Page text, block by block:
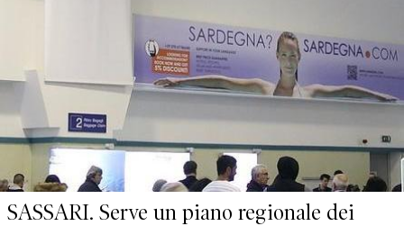
SASSARI. Serve un piano regionale dei